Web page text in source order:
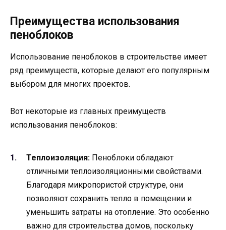
Преимущества использования
пеноблоков
Использование пеноблоков в строительстве имеет
ряд преимуществ, которые делают его популярным
выбором для многих проектов.
Вот некоторые из главных преимуществ
использования пеноблоков:
Теплоизоляция: Пеноблоки обладают
отличными теплоизоляционными свойствами.
Благодаря микропористой структуре, они
позволяют сохранить тепло в помещении и
уменьшить затраты на отопление. Это особенно
важно для строительства домов, поскольку